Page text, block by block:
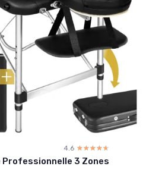
4.6 ☆☆☆☆☆
★★★★★
Professionnelle 3 Zones